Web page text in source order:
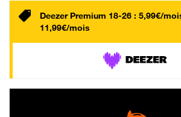
Deezer Premium 18-26 : 5,99€/
11,99€/mois